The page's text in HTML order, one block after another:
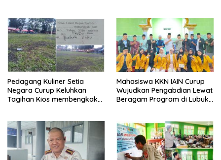
Pedagang Kuliner Setia
Negara Curup Keluhkan
Tagihan Kios membengkak
Mahasiswa KKN IAIN Curup
Wujudkan Pengabdian Lewat
Beragam Program di Lubuk